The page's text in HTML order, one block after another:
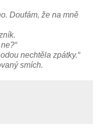
Doufám, že na mně
nechtěla zpátky.“
smích.